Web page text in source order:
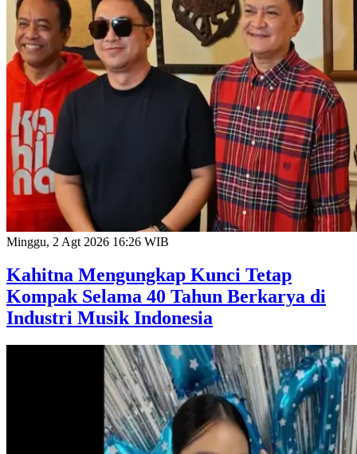
Minggu, 2 Agt 2026 16:26 WIB
Kahitna Mengungkap Kunci Tetap
Kompak Selama 40 Tahun Berkarya di
Industri Musik Indonesia